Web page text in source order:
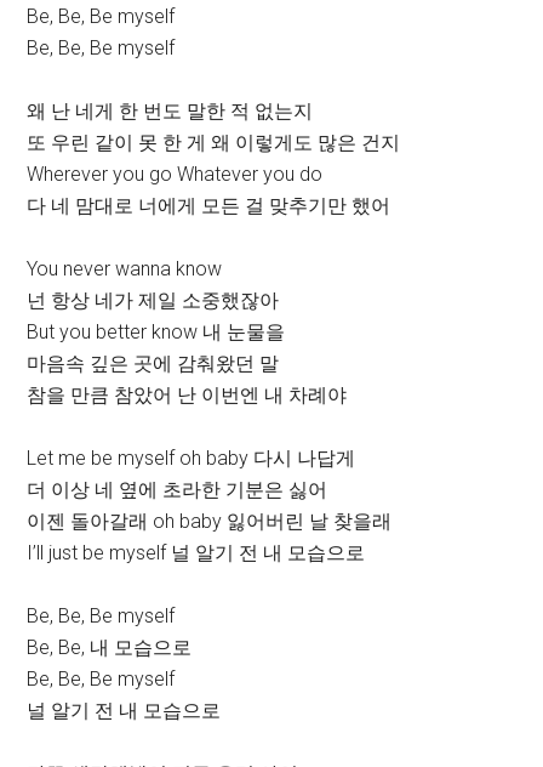
Be, Be, Be myself
Be, Be, Be myself
왜 난 네게 한 번도 말한 적 없는지
또 우린 같이 못 한 게 왜 이렇게도 많은 건지
Wherever you go Whatever you do
다 네 맘대로 너에게 모든 걸 맞추기만 했어
You never wanna know
넌 항상 네가 제일 소중했잖아
But you better know 내 눈물을
마음속 깊은 곳에 감춰왔던 말
참을 만큼 참았어 난 이번엔 내 차례야
Let me be myself oh baby 다시 나답게
더 이상 네 옆에 초라한 기분은 싫어
이젠 돌아갈래 oh baby 잃어버린 날 찾을래
I’ll just be myself 널 알기 전 내 모습으로
Be, Be, Be myself
Be, Be, 내 모습으로
Be, Be, Be myself
널 알기 전 내 모습으로